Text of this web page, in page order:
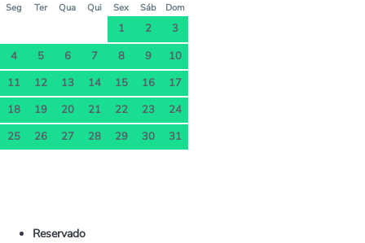
Seg Ter Qua Qui Sex Sáb Dom
1 2
3
4
5 6 7 8 9
10
11
12 13 14 15 16
17
18
19 20 21 22 23
24
25
26 27 28 29 30 31
Reservado